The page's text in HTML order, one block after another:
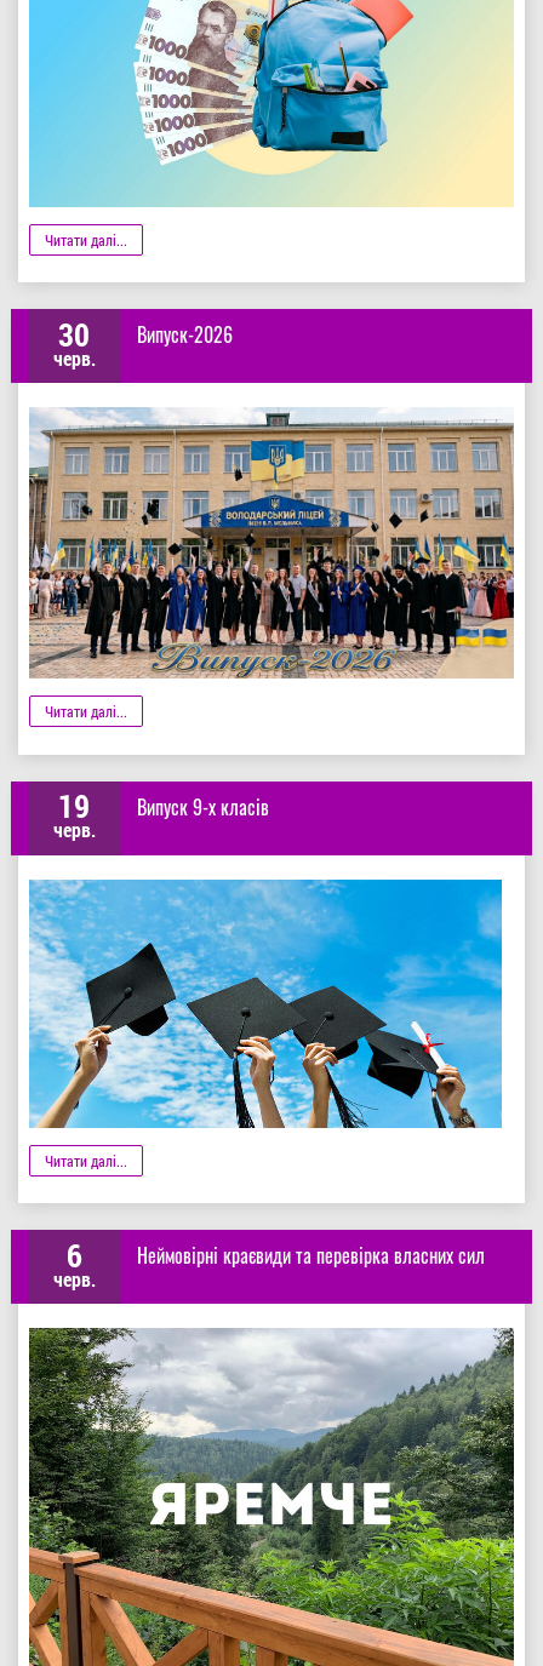
Деталі
Читати далі...
30
черв.
Випуск-2026
Деталі
Читати далі...
19
черв.
Випуск 9-х класів
Деталі
Читати далі...
6
черв.
Неймовірні краєвиди та перевірка власних сил